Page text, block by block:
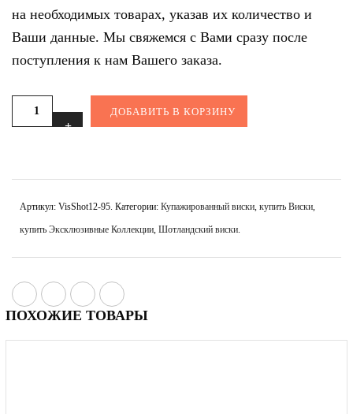
на необходимых товарах, указав их количество и
Ваши данные. Мы свяжемся с Вами сразу после
поступления к нам Вашего заказа.
ДОБАВИТЬ В КОРЗИНУ
Артикул: VisShot12-95. Категории: Купажированный виски, купить Виски,
купить Эксклюзивные Коллекции, Шотландский виски.
ПОХОЖИЕ ТОВАРЫ